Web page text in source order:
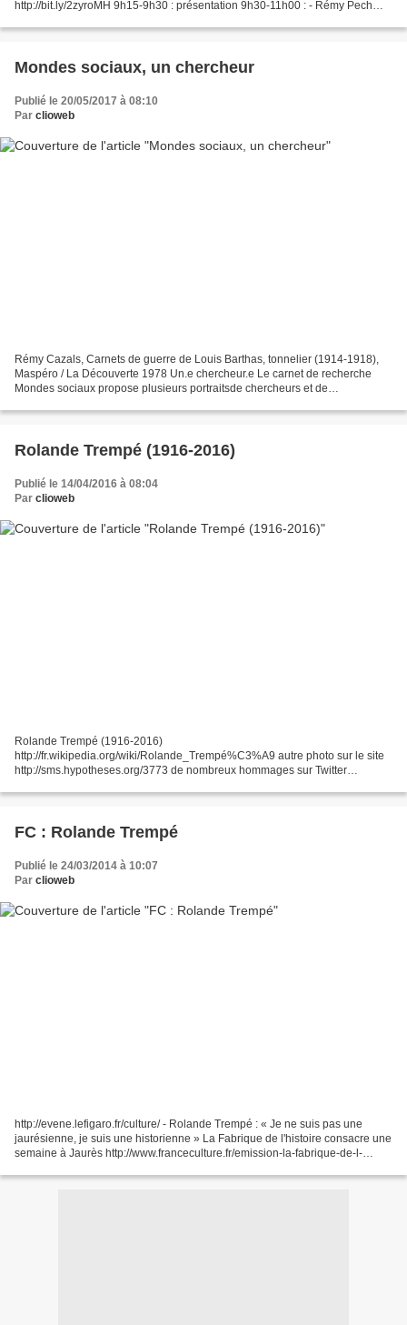
http://bit.ly/2zyroMH 9h15-9h30 : présentation 9h30-11h00 : - Rémy Pech
Mondes sociaux, un chercheur
Publié le 20/05/2017 à 08:10
Par clioweb
Rémy Cazals, Carnets de guerre de Louis Barthas, tonnelier (1914-1918),
Maspéro / La Découverte 1978 Un.e chercheur.e Le carnet de recherche
Mondes sociaux propose plusieurs portraitsde chercheurs et de
Rolande Trempé (1916-2016)
Publié le 14/04/2016 à 08:04
Par clioweb
Rolande Trempé (1916-2016)
http://fr.wikipedia.org/wiki/Rolande_Trempé%C3%A9 autre photo sur le site
http://sms.hypotheses.org/3773 de nombreux hommages sur Twitter
évoque son métier...
FC : Rolande Trempé
Publié le 24/03/2014 à 10:07
Par clioweb
http://evene.lefigaro.fr/culture/ - Rolande Trempé : « Je ne suis pas une
jaurésienne, je suis une historienne » La Fabrique de l'histoire consacre une
semaine à Jaurès http://www.franceculture.fr/emission-la-fabrique-de-l-